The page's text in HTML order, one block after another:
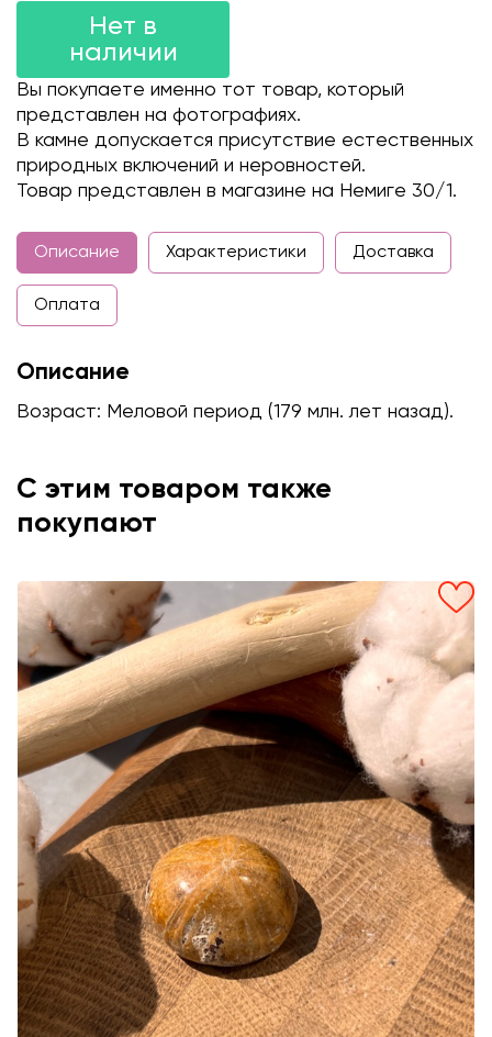
Нет в
наличии
Вы покупаете именно тот товар, который
представлен на фотографиях.
В камне допускается присутствие естественных
природных включений и неровностей.
Товар представлен в магазине на Немиге 30/1.
Описание Характеристики Доставка
Оплата
Описание
Возраст: Меловой период (179 млн. лет назад).
С этим товаром также
покупают